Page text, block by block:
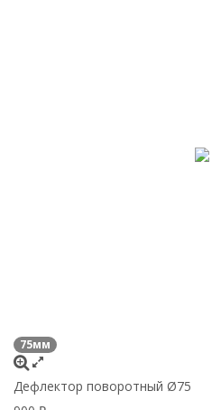
75мм
Дефлектор поворотный Ø75